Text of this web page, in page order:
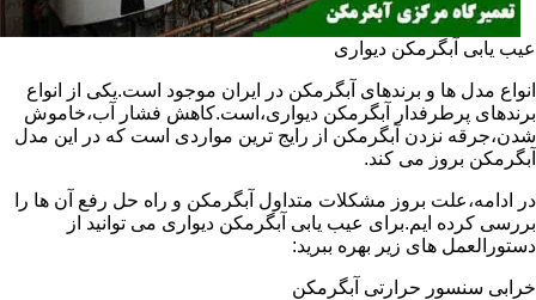
عیب یابی آبگرمکن دیواری
انواع مدل ها و برندهای آبگرمکن در ایران موجود است.یکی از انواع
برندهای پرطرفدار آبگرمکن دیواری،است.کاهش فشار آب،خاموش
شدن،جرقه نزدن آبگرمکن از رایج ترین مواردی است که در این مدل
آبگرمکن بروز می کند.
در ادامه،علت بروز مشکلات متداول آبگرمکن و راه حل رفع آن ها را
بررسی کرده ایم.برای عیب یابی آبگرمکن دیواری می توانید از
دستورالعمل های زیر بهره ببرید:
خرابی سنسور حرارتی آبگرمکن